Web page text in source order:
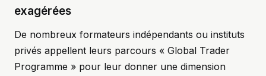
exagérées
De nombreux formateurs indépendants ou instituts
privés appellent leurs parcours « Global Trader
Programme » pour leur donner une dimension